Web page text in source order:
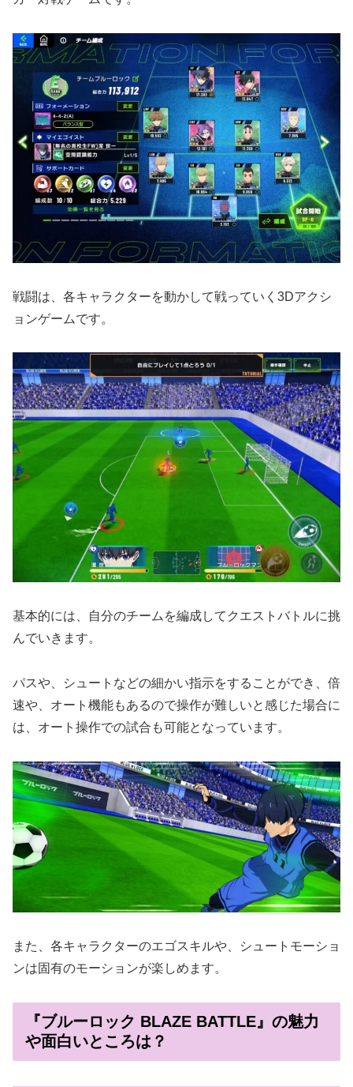
戦闘は、各キャラクターを動かして戦っていく3Dアクシ
ョンゲームです。
基本的には、自分のチームを編成してクエストバトルに挑
んでいきます。
パスや、シュートなどの細かい指示をすることができ、倍
速や、オート機能もあるので操作が難しいと感じた場合に
は、オート操作での試合も可能となっています。
また、各キャラクターのエゴスキルや、シュートモーショ
ンは固有のモーションが楽しめます。
『ブルーロック BLAZE BATTLE』の魅力
や面白いところは？